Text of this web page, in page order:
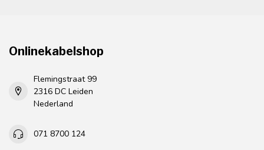
Onlinekabelshop
Flemingstraat 99
2316 DC Leiden
Nederland
071 8700 124